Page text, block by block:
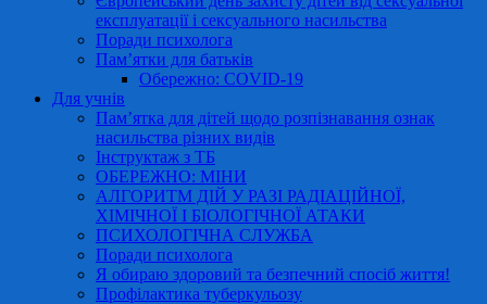
експлуатації і сексуального насильства
Поради психолога
Пам’ятки для батьків
Обережно: COVID-19
Для учнів
Пам’ятка для дітей щодо розпізнавання ознак
насильства різних видів
Інструктаж з ТБ
ОБЕРЕЖНО: МІНИ
АЛГОРИТМ ДІЙ У РАЗІ РАДІАЦІЙНОЇ,
ХІМІЧНОЇ І БІОЛОГІЧНОЇ АТАКИ
ПСИХОЛОГІЧНА СЛУЖБА
Поради психолога
Я обираю здоровий та безпечний спосіб життя!
Профілактика туберкульозу